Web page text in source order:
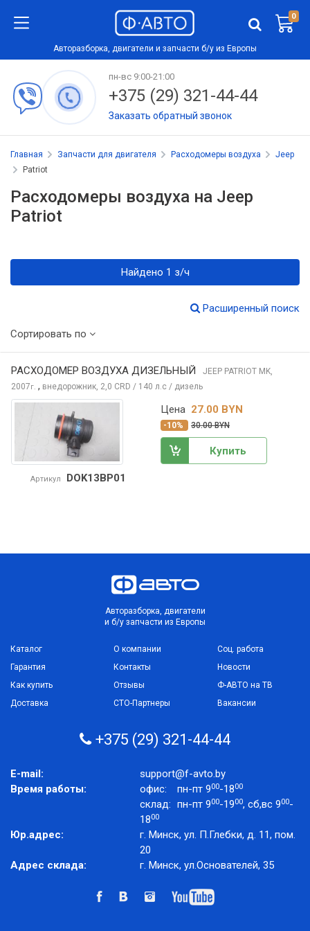
0
Авторазборка, двигатели и запчасти б/у из Европы
пн-вс 9:00-21:00
+375 (29) 321-44-44
Заказать обратный звонок
Главная Запчасти для двигателя Расходомеры воздуха
Jeep
Patriot
Расходомеры воздуха на Jeep
Patriot
Найдено 1 з/ч
Расширенный поиск
Сортировать по
РАСХОДОМЕР ВОЗДУХА ДИЗЕЛЬНЫЙ JEEP PATRIOT MK,
2007г. , внедорожник, 2,0 CRD / 140 л.с / дизель
Артикул DOK13BP01
Цена 27.00 BYN
-10% 30.00 BYN
Купить
Авторазборка, двигатели
и б/у запчасти из Европы
Каталог
Гарантия
Как купить
Доставка
О компании
Контакты
Отзывы
СТО-Партнеры
Соц. работа
Новости
Ф-АВТО на ТВ
Вакансии
+375 (29) 321-44-44
E-mail:
support@f-avto.by
Время работы:
офис: пн-пт 900-1800
склад: пн-пт 900-1900, сб,вс 900-
1800
Юр.адрес:
г. Минск, ул. П.Глебки, д. 11, пом.
20
Адрес склада:
г. Минск, ул.Основателей, 35